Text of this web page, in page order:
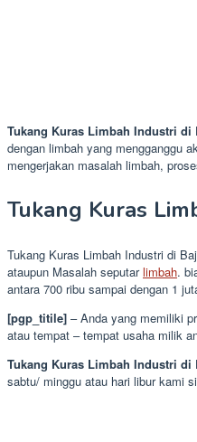
Tukang Kuras Limbah Industri di
dengan limbah yang mengganggu
mengerjakan masalah limbah,
Tukang Kuras
Tukang Kuras Limbah Industri di
ataupun Masalah seputarlimbah.
antara 700 ribu sampai dengan 1
[pgp_titile] – Anda yang memiliki
atau tempat – tempat usaha milik
Tukang Kuras Limbah Industri di
sabtu/ minggu atau hari libur kami